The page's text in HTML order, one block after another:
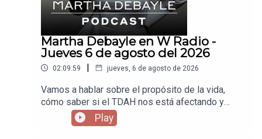
Martha Debayle en W Radio -
Jueves 6 de agosto del 2026
02:09:59 | jueves, 6 de agosto de 2026
Vamos a hablar sobre el propósito de la vida,
cómo saber si el TDAH nos está afectando y
cómo el vivir como vivimos nos está enfermando
los pulmones.
Play